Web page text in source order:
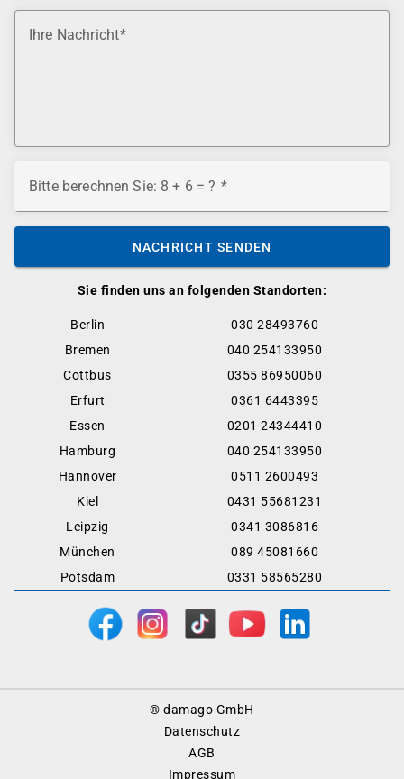
Sie finden uns an folgenden Standorten:
Berlin
030 28493760
Bremen
040 254133950
Cottbus
0355 86950060
Erfurt
0361 6443395
Essen
0201 24344410
Hamburg
040 254133950
Hannover
0511 2600493
Kiel
0431 55681231
Leipzig
0341 3086816
München
089 45081660
Potsdam
0331 58565280
Ihre Nachricht
Bitte berechnen Sie: 8 + 6 = ?
NACHRICHT SENDEN
® damago GmbH
Datenschutz
AGB
Impressum